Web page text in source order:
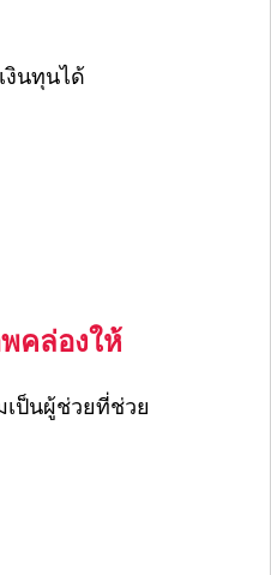
งินทุนได้
คล่องให้
ป็นผู้ช่วยที่ช่วย